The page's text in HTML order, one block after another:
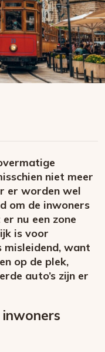
niet meer
er worden wel
om de inwoners
nu een zone
is voor
misleidend, want
op de plek,
auto’s zijn er